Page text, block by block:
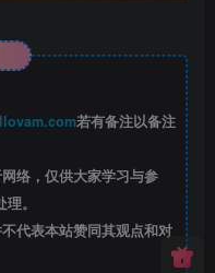
若有备注以备注
络，仅供大家学习与参
。
代表本站赞同其观点和对